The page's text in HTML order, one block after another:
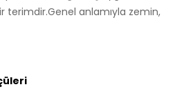
terimdir.Genel anlamıyla zemin,